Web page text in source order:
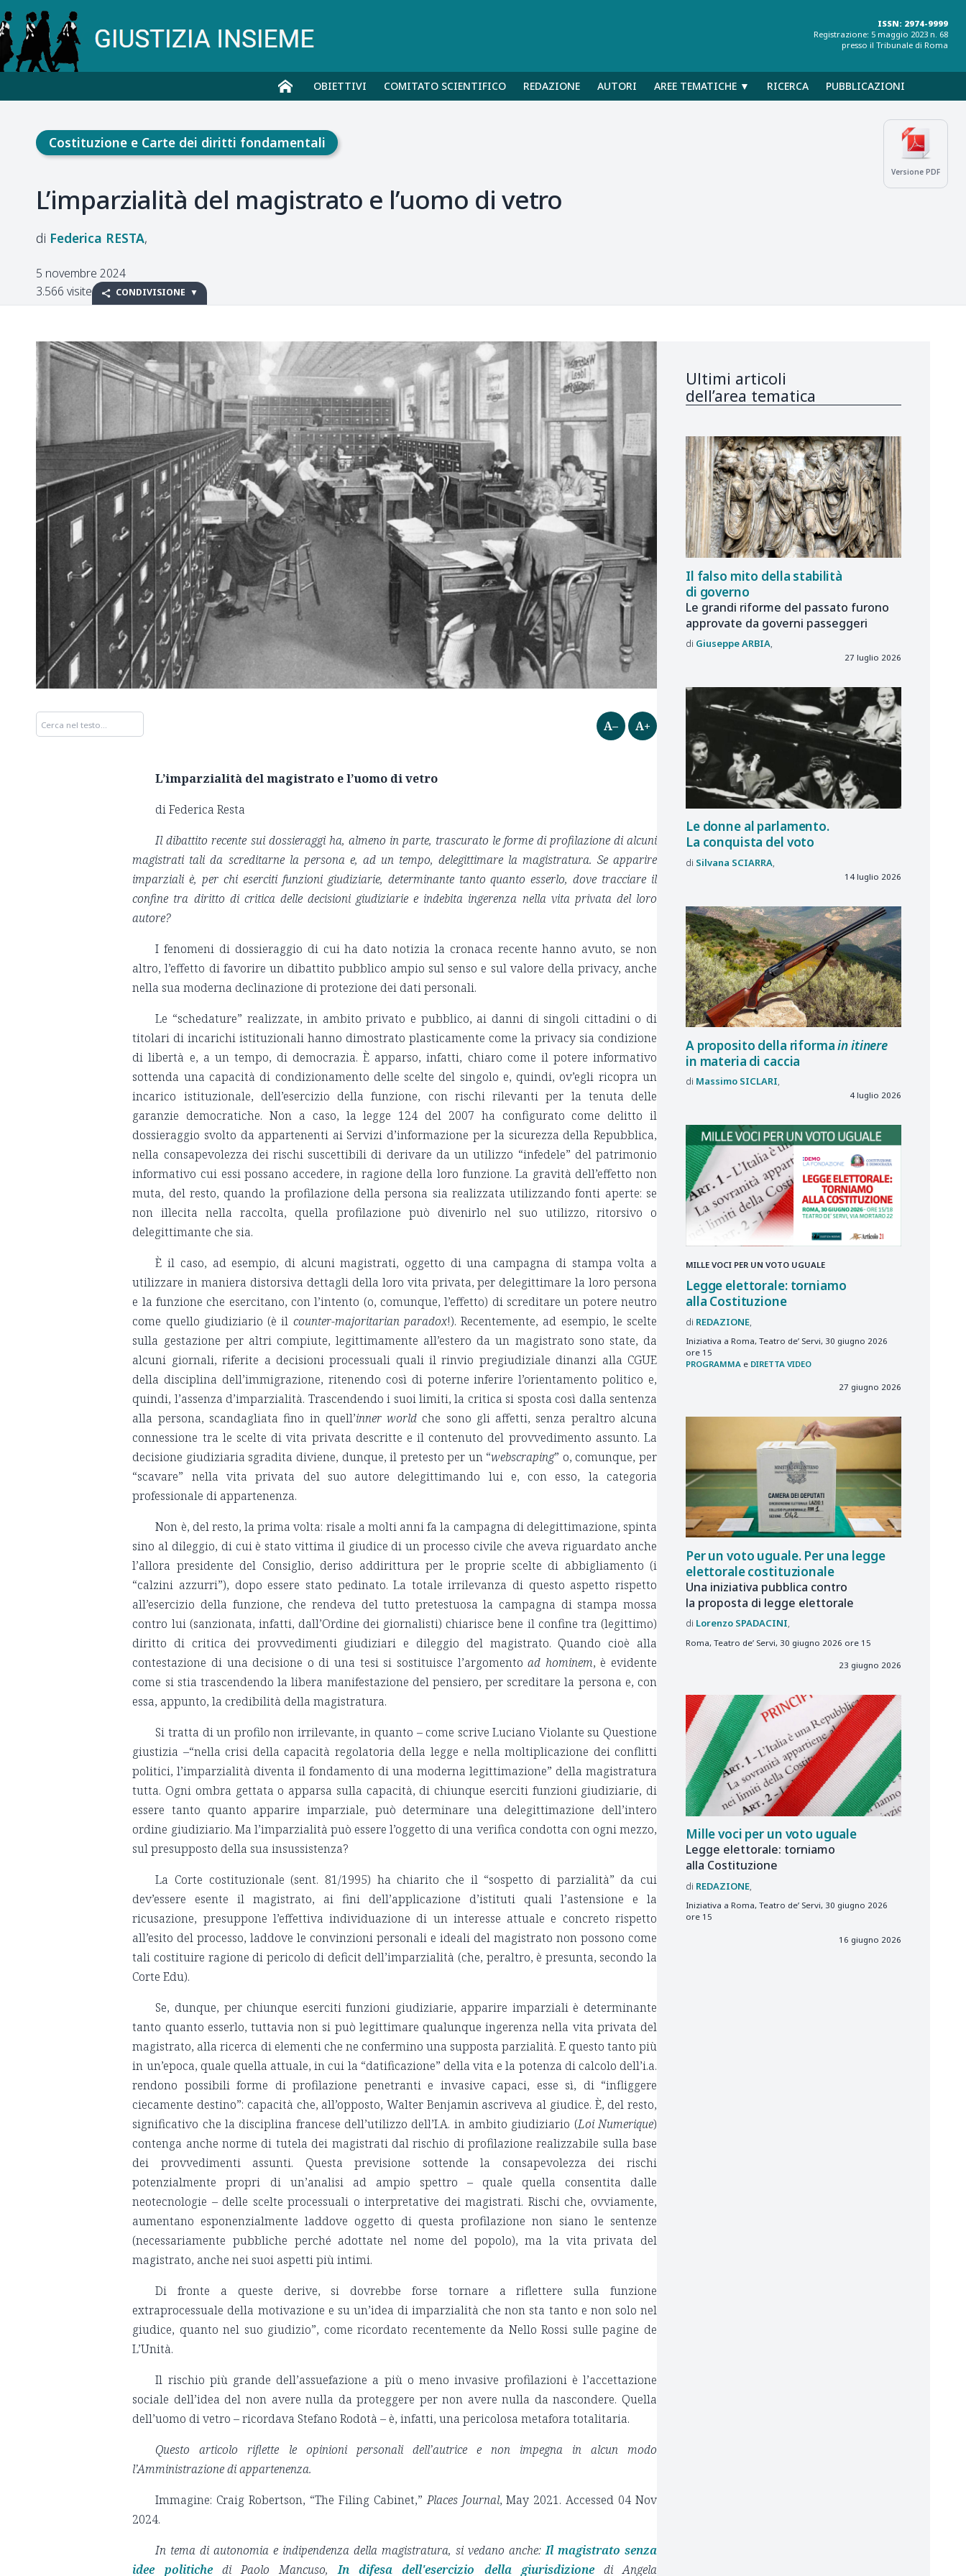
ISSN: 2974-9999
Registrazione: 5 maggio 2023 n. 68
presso il Tribunale di Roma
OBIETTIVI COMITATO SCIENTIFICO REDAZIONE AUTORI AREE TEMATICHE ▼ RICERCA PUBBLICAZIONI
Versione PDF
Costituzione e Carte dei diritti fondamentali
L’imparzialità del magistrato e l’uomo di vetro
Federica RESTA
5 novembre 2024
3.566 visite
CONDIVISIONE
A– A+
L’imparzialità del magistrato e l’uomo di vetro
di Federica Resta
Il dibattito recente sui dossieraggi ha, almeno in parte, trascurato le forme di profilazione di alcuni
magistrati tali da screditarne la persona e, ad un tempo, delegittimare la magistratura. Se apparire
imparziali è, per chi eserciti funzioni giudiziarie, determinante tanto quanto esserlo, dove tracciare il
confine tra diritto di critica delle decisioni giudiziarie e indebita ingerenza nella vita privata del loro
autore?
I fenomeni di dossieraggio di cui ha dato notizia la cronaca recente hanno avuto, se non
altro, l’effetto di favorire un dibattito pubblico ampio sul senso e sul valore della privacy, anche
nella sua moderna declinazione di protezione dei dati personali.
Le “schedature” realizzate, in ambito privato e pubblico, ai danni di singoli cittadini o di
titolari di incarichi istituzionali hanno dimostrato plasticamente come la privacy sia condizione
di libertà e, a un tempo, di democrazia. È apparso, infatti, chiaro come il potere informativo
sottenda una capacità di condizionamento delle scelte del singolo e, quindi, ov’egli ricopra un
incarico istituzionale, dell’esercizio della funzione, con rischi rilevanti per la tenuta delle
garanzie democratiche. Non a caso, la legge 124 del 2007 ha configurato come delitto il
dossieraggio svolto da appartenenti ai Servizi d’informazione per la sicurezza della Repubblica,
nella consapevolezza dei rischi suscettibili di derivare da un utilizzo “infedele” del patrimonio
informativo cui essi possano accedere, in ragione della loro funzione. La gravità dell’effetto non
muta, del resto, quando la profilazione della persona sia realizzata utilizzando fonti aperte: se
non illecita nella raccolta, quella profilazione può divenirlo nel suo utilizzo, ritorsivo o
delegittimante che sia.
È il caso, ad esempio, di alcuni magistrati, oggetto di una campagna di stampa volta a
utilizzare in maniera distorsiva dettagli della loro vita privata, per delegittimare la loro persona
e la funzione che esercitano, con l’intento (o, comunque, l’effetto) di screditare un potere neutro
come quello giudiziario (è il counter-majoritarian paradox!). Recentemente, ad esempio, le scelte
sulla gestazione per altri compiute, legittimamente all’estero da un magistrato sono state, da
alcuni giornali, riferite a decisioni processuali quali il rinvio pregiudiziale dinanzi alla CGUE
della disciplina dell’immigrazione, ritenendo così di poterne inferire l’orientamento politico e,
quindi, l’assenza d’imparzialità. Trascendendo i suoi limiti, la critica si sposta così dalla sentenza
alla persona, scandagliata fino in quell’inner world che sono gli affetti, senza peraltro alcuna
connessione tra le scelte di vita privata descritte e il contenuto del provvedimento assunto. La
decisione giudiziaria sgradita diviene, dunque, il pretesto per un “webscraping” o, comunque, per
“scavare” nella vita privata del suo autore delegittimando lui e, con esso, la categoria
professionale di appartenenza.
Non è, del resto, la prima volta: risale a molti anni fa la campagna di delegittimazione, spinta
sino al dileggio, di cui è stato vittima il giudice di un processo civile che aveva riguardato anche
l’allora presidente del Consiglio, deriso addirittura per le proprie scelte di abbigliamento (i
“calzini azzurri”), dopo essere stato pedinato. La totale irrilevanza di questo aspetto rispetto
all’esercizio della funzione, che rendeva del tutto pretestuosa la campagna di stampa mossa
contro lui (sanzionata, infatti, dall’Ordine dei giornalisti) chiarisce bene il confine tra (legittimo)
diritto di critica dei provvedimenti giudiziari e dileggio del magistrato. Quando cioè alla
contestazione di una decisione o di una tesi si sostituisce l’argomentoad hominem, è evidente
come si stia trascendendo la libera manifestazione del pensiero, per screditare la persona e, con
essa, appunto, la credibilità della magistratura.
Si tratta di un profilo non irrilevante, in quanto – come scrive Luciano Violante su Questione
giustizia –“nella crisi della capacità regolatoria della legge e nella moltiplicazione dei conflitti
politici, l’imparzialità diventa il fondamento di una moderna legittimazione” della magistratura
tutta. Ogni ombra gettata o apparsa sulla capacità, di chiunque eserciti funzioni giudiziarie, di
essere tanto quanto apparire imparziale, può determinare una delegittimazione dell’intero
ordine giudiziario. Ma l’imparzialità può essere l’oggetto di una verifica condotta con ogni mezzo,
sul presupposto della sua insussistenza?
La Corte costituzionale (sent. 81/1995) ha chiarito che il “sospetto di parzialità” da cui
dev’essere esente il magistrato, ai fini dell’applicazione d’istituti quali l’astensione e la
ricusazione, presuppone l’effettiva individuazione di un interesse attuale e concreto rispetto
all’esito del processo, laddove le convinzioni personali e ideali del magistrato non possono come
tali costituire ragione di pericolo di deficit dell’imparzialità (che, peraltro, è presunta, secondo la
Corte Edu).
Se, dunque, per chiunque eserciti funzioni giudiziarie, apparire imparziali è determinante
tanto quanto esserlo, tuttavia non si può legittimare qualunque ingerenza nella vita privata del
magistrato, alla ricerca di elementi che ne confermino una supposta parzialità. E questo tanto più
in un’epoca, quale quella attuale, in cui la “datificazione” della vita e la potenza di calcolo dell’i.a.
rendono possibili forme di profilazione penetranti e invasive capaci, esse sì, di “infliggere
ciecamente destino”: capacità che, all’opposto, Walter Benjamin ascriveva al giudice. È, del resto,
significativo che la disciplina francese dell’utilizzo dell’I.A. in ambito giudiziario (Loi Numerique)
contenga anche norme di tutela dei magistrati dal rischio di profilazione realizzabile sulla base
dei provvedimenti assunti. Questa previsione sottende la consapevolezza dei rischi
potenzialmente propri di un’analisi ad ampio spettro – quale quella consentita dalle
neotecnologie – delle scelte processuali o interpretative dei magistrati. Rischi che, ovviamente,
aumentano esponenzialmente laddove oggetto di questa profilazione non siano le sentenze
(necessariamente pubbliche perché adottate nel nome del popolo), ma la vita privata del
magistrato, anche nei suoi aspetti più intimi.
Di fronte a queste derive, si dovrebbe forse tornare a riflettere sulla funzione
extraprocessuale della motivazione e su un’idea di imparzialità che non sta tanto e non solo nel
giudice, quanto nel suo giudizio”, come ricordato recentemente da Nello Rossi sulle pagine de
L’Unità.
Il rischio più grande dell’assuefazione a più o meno invasive profilazioni è l’accettazione
sociale dell’idea del non avere nulla da proteggere per non avere nulla da nascondere. Quella
dell’uomo di vetro – ricordava Stefano Rodotà – è, infatti, una pericolosa metafora totalitaria.
Questo articolo riflette le opinioni personali dell’autrice e non impegna in alcun modo
l’Amministrazione di appartenenza.
Immagine: Craig Robertson, “The Filing Cabinet,” Places Journal, May 2021. Accessed 04 Nov
2024.
In tema di autonomia e indipendenza della magistratura, si vedano anche:Il magistrato senza
idee politichedi Paolo Mancuso,In difesa dell'esercizio della giurisdizionedi Angela
Ultimi articoli
dell’area tematica
Il falso mito della stabilità
di governo
Le grandi riforme del passato furono
approvate da governi passeggeri
GiuseppeARBIA
27 luglio 2026
Le donne al parlamento.
La conquista del voto
Silvana SCIARRA
14 luglio 2026
A proposito della riformain itinere
in materia di caccia
Massimo SICLARI
4 luglio 2026
MILLE VOCI PER UN VOTO UGUALE
Legge elettorale: torniamo
alla Costituzione
REDAZIONE
Iniziativa a Roma, Teatro de’ Servi, 30 giugno 2026
ore 15
PROGRAMMA e DIRETTA VIDEO
27 giugno 2026
Per un voto uguale. Per una legge
elettorale costituzionale
Una iniziativa pubblica contro
la proposta di legge elettorale
Lorenzo SPADACINI
Roma, Teatro de’ Servi, 30 giugno 2026 ore 15
23 giugno 2026
Mille voci per un voto uguale
Legge elettorale: torniamo
alla Costituzione
REDAZIONE
Iniziativa a Roma, Teatro de’ Servi, 30 giugno 2026
ore 15
16 giugno 2026